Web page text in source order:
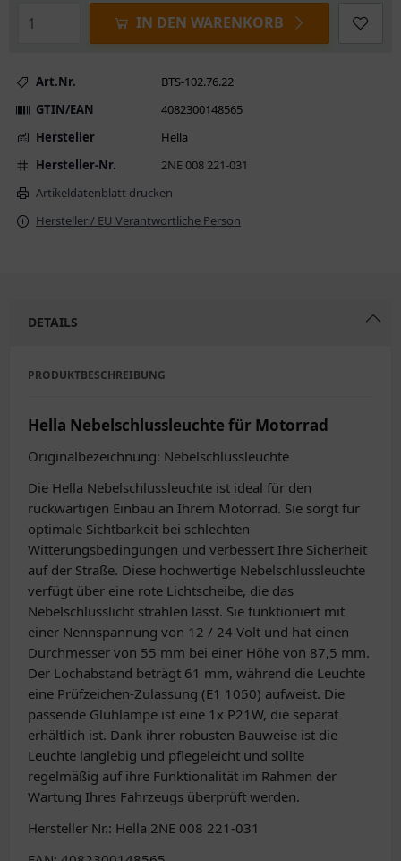
IN DEN WARENKORB
Art.Nr.
BTS-102.76.22
GTIN/EAN
4082300148565
Hersteller
Hella
Hersteller-Nr.
2NE 008 221-031
Artikeldatenblatt drucken
Hersteller / EU Verantwortliche Person
DETAILS
PRODUKTBESCHREIBUNG
Hella Nebelschlussleuchte für Motorrad
Originalbezeichnung: Nebelschlussleuchte
Die Hella Nebelschlussleuchte ist ideal für den
rückwärtigen Einbau an Ihrem Motorrad. Sie sorgt für
optimale Sichtbarkeit bei schlechten
Witterungsbedingungen und verbessert Ihre Sicherheit
auf der Straße. Diese hochwertige Nebelschlussleuchte
verfügt über eine rote Lichtscheibe, die das
Nebelschlusslicht strahlen lässt. Sie funktioniert mit
einer Nennspannung von 12 / 24 Volt und hat einen
Durchmesser von 55 mm bei einer Höhe von 87,5 mm.
Der Lochabstand beträgt 61 mm, während die Leuchte
eine Prüfzeichen-Zulassung (E1 1050) aufweist. Die
passende Glühlampe ist eine 1x P21W, die separat
erhältlich ist. Dank ihrer robusten Bauweise ist die
Leuchte langlebig und pflegeleicht und sollte
regelmäßig auf ihre Funktionalität im Rahmen der
Wartung Ihres Fahrzeugs überprüft werden.
Hersteller Nr.: Hella 2NE 008 221-031